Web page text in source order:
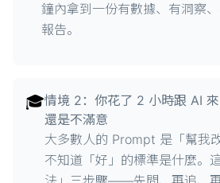
鐘內拿到一份有數據、有洞察
報告。
🎓情境 2：你花了 2 小時跟 AI
還是不滿意
大多數人的 Prompt 是「幫我
不知道「好」的標準是什麼。